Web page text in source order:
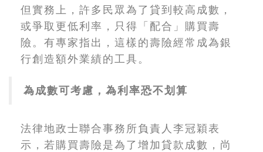
但實務上，許多民眾為了貸到較高成數，
或爭取更低利率，只得「配合」購買壽
險。有專家指出，這樣的壽險經常成為銀
行創造額外業績的工具。
為成數可考慮，為利率恐不划算
法律地政士聯合事務所負責人李冠穎表
示，若購買壽險是為了增加貸款成數，尚